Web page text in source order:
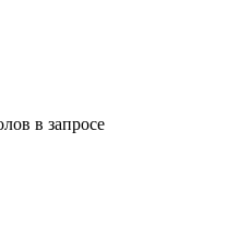
в запросе